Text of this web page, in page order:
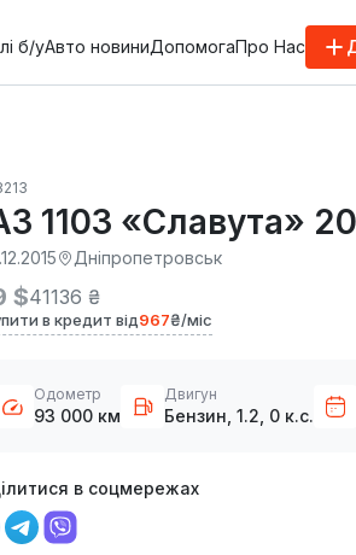
б/уАвто новиниДопомогаПро Нас
1103 «Славута»
Дніпропетровськ
$41136 ₴
в кредит від967₴/міс
Одометр
93 000 км
Двигун
Бензин, 1.2, 0 к.с.
в соцмережах